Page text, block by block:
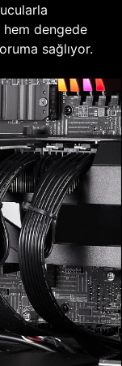
hem dengede
sağlıyor.